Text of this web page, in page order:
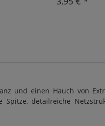
und einen Hauch von
Spitze, detailreiche